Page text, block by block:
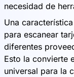
necesidad de
Una
para escanear
diferentes
Esto la convierte
universal para la